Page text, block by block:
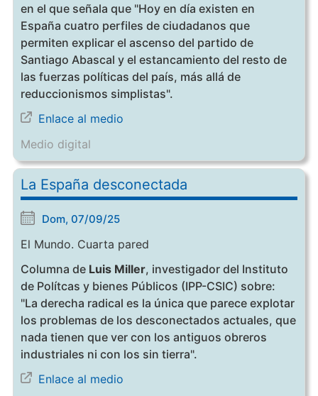
en el que señala que "Hoy en día existen en
España cuatro perfiles de ciudadanos que
permiten explicar el ascenso del partido de
Santiago Abascal y el estancamiento del resto de
las fuerzas políticas del país, más allá de
reduccionismos simplistas".
Enlace al medio
Medio digital
La España desconectada
Dom, 07/09/25
El Mundo. Cuarta pared
Columna de Luis Miller, investigador del Instituto
de Polítcas y bienes Públicos (IPP-CSIC) sobre:
"La derecha radical es la única que parece explotar
los problemas de los desconectados actuales, que
nada tienen que ver con los antiguos obreros
industriales ni con los sin tierra".
Enlace al medio